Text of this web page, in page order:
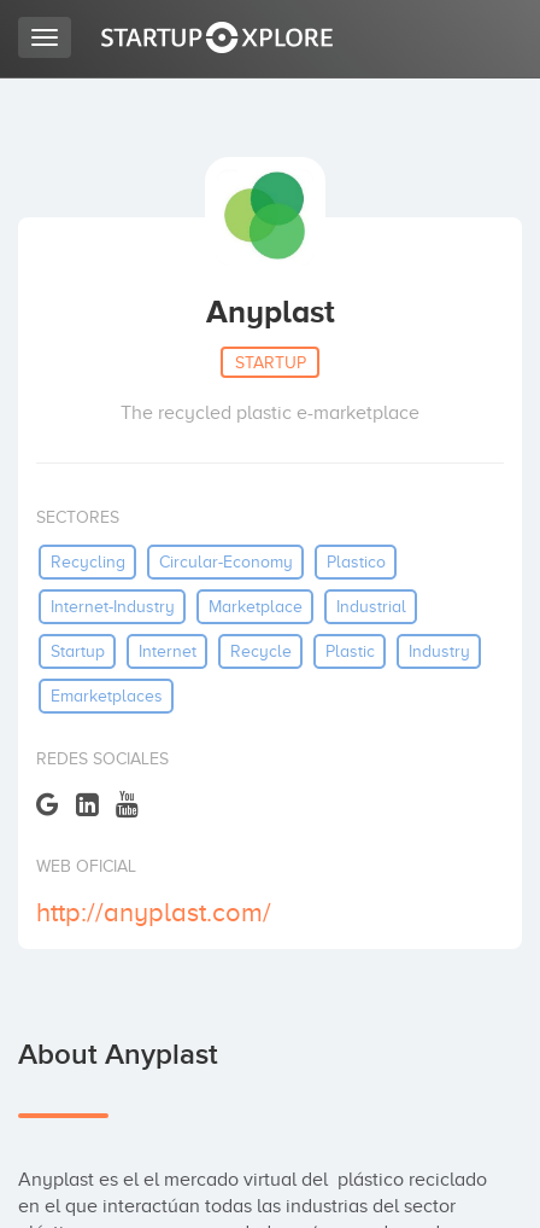
Invest
Toggle
navigation
Anyplast
STARTUP
The recycled plastic e-marketplace
SECTORES
Recycling Circular-Economy Plastico
Internet-Industry Marketplace Industrial
Startup Internet Recycle Plastic Industry
Emarketplaces
REDES SOCIALES
WEB OFICIAL
http://anyplast.com/
About Anyplast
Anyplast es el el mercado virtual del  plástico reciclado
en el que interactúan todas las industrias del sector